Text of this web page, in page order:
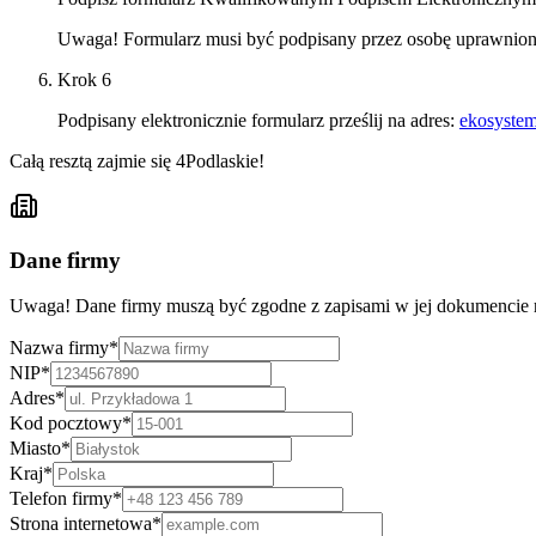
Uwaga! Formularz musi być podpisany przez osobę
Krok 6
Podpisany elektronicznie formularz prześlij na adres:
Całą resztą zajmie się 4Podlaskie!
Dane firmy
Uwaga! Dane firmy muszą być zgodne z zapisami w jej
Nazwa firmy*
NIP*
Adres*
Kod pocztowy*
Miasto*
Kraj*
Telefon firmy*
Strona internetowa*